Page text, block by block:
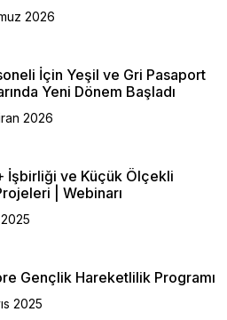
2026
İçin Yeşil ve Gri Pasaport
Yeni Dönem Başladı
2026
İşbirliği ve Küçük Ölçekli
| Webinarı
Gençlik Hareketlilik Programı
2025